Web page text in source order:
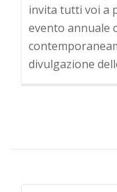
invita tutti voi a
evento annuale
divulgazione